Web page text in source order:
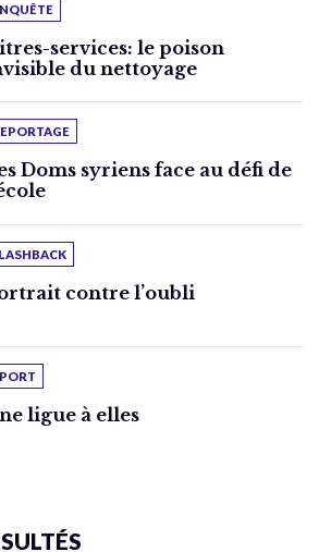
services: le poison
du nettoyage
Doms syriens face au défi de
contre l’oubli
ligue à elles